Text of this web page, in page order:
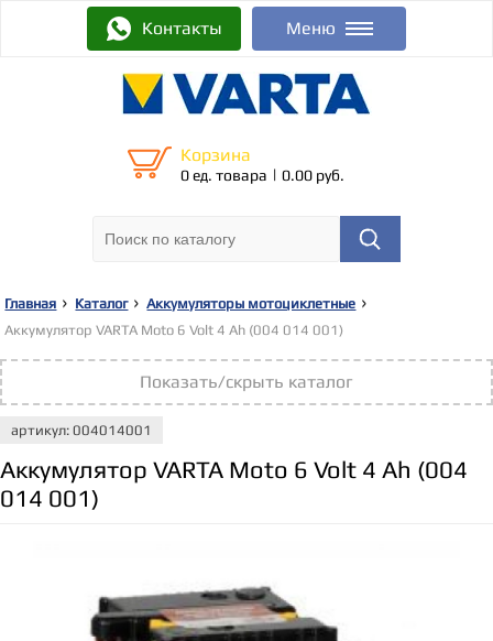
Контакты Меню
Корзина
0 ед. товара | 0.00 руб.
Главная Каталог
Аккумуляторы мотоциклетные
Аккумулятор VARTA Moto 6 Volt 4 Ah (004 014 001)
Показать/скрыть каталог
артикул: 004014001
Аккумулятор VARTA Moto 6 Volt 4 Ah (004
014 001)